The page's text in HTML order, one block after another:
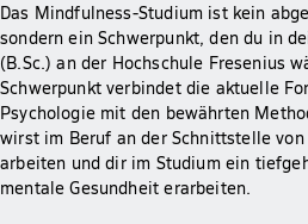
Das Mindfulness-Studium ist kein
sondern ein Schwerpunkt, den du in
(B.Sc.) an der Hochschule Fresenius
Schwerpunkt verbindet die aktuelle
Psychologie mit den bewährten
wirst im Beruf an der Schnittstelle
arbeiten und dir im Studium ein
mentale Gesundheit erarbeiten.